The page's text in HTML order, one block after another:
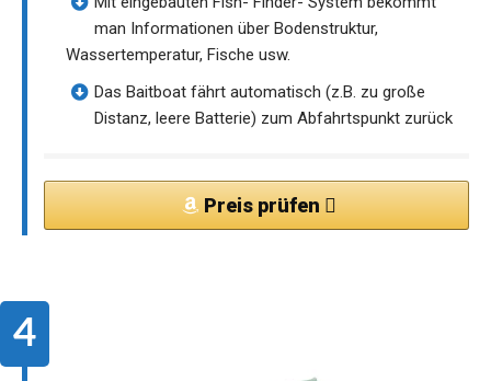
man Informationen über Bodenstruktur,
Wassertemperatur, Fische usw.
Das Baitboat fährt automatisch (z.B. zu große
Distanz, leere Batterie) zum Abfahrtspunkt zurück
Preis prüfen